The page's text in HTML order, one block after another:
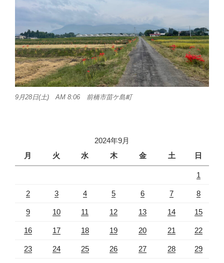
9月28日(土) AM 8:06 前橋市苗ケ島町
2024年9月
月
火 水 木 金 土 日
1
2 3 4 5 6 7 8
9 10 11 12 13 14 15
16 17 18 19 20 21 22
23 24 25 26 27 28 29